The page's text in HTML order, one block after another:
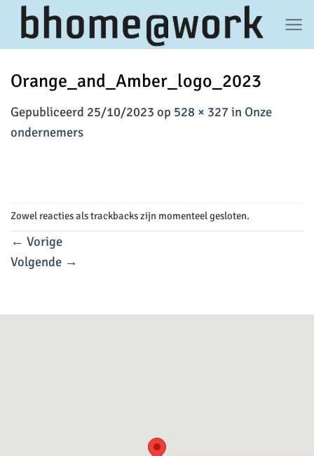
inhoud
Orange_and_Amber_logo_2023
Gepubliceerd 25/10/2023 op 528 × 327 in Onze
ondernemers
Zowel reacties als trackbacks zijn momenteel gesloten.
← Vorige
Volgende →